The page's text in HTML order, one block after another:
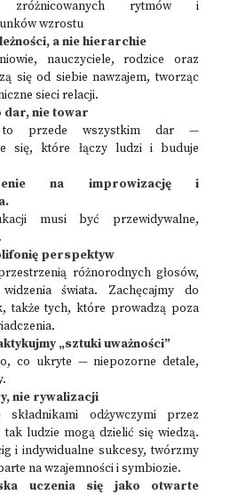
zróżnicowanych rytmów i
wzrostu
a nie hierarchie
nauczyciele, rodzice oraz
się od siebie nawzajem, tworząc
sieci relacji.
dar, nie towar
to przede wszystkim dar —
się, które łączy ludzi i buduje
na improwizację i
musi być przewidywalne,
perspektyw
różnorodnych głosów,
świata. Zachęcajmy do
także tych, które prowadzą poza
„sztuki uważności”
co ukryte — niepozorne detale,
nie rywalizacji
odżywczymi przez
ludzie mogą dzielić się wiedzą.
i indywidualne sukcesy, twórzmy
na wzajemności i symbiozie.
uczenia się jako otwarte